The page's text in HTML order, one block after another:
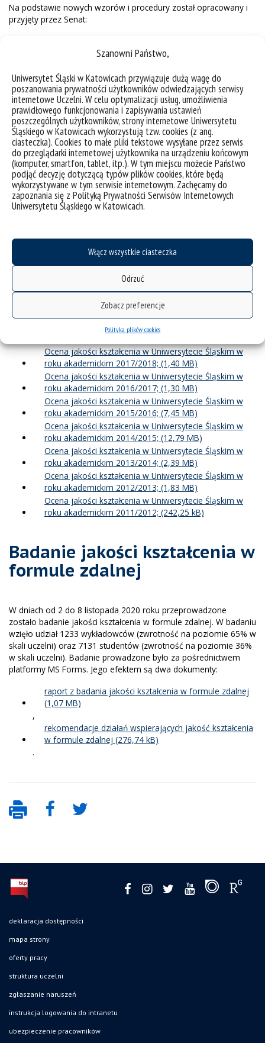
Szanowni Państwo,
Uniwersytet Śląski w Katowicach przywiązuje dużą wagę do
poszanowania prywatności użytkowników odwiedzających serwisy
internetowe Uczelni. W celu optymalizacji usług, umożliwienia
prawidłowego funkcjonowania i zapisywania ustawień
poszczególnych użytkowników, strony internetowe Uniwersytetu
Śląskiego w Katowicach wykorzystują tzw. cookies (z ang.
ciasteczka). Cookies to małe pliki tekstowe wysyłane przez serwis
do przeglądarki internetowej użytkownika na urządzeniu końcowym
(komputer, smartfon, tablet, itp.). W tym miejscu możecie Państwo
podjąć decyzję dotyczącą typów plików cookies, które będą
wykorzystywane w tym serwisie internetowym. Zachęcamy do
zapoznania się z Polityką Prywatności Serwisów Internetowych
Uniwersytetu Śląskiego w Katowicach.
Włącz wszystkie ciasteczka
Odrzuć
Zobacz preferencje
Polityka plików cookies
Na podstawie nowych wzorów i procedury został opracowany i
przyjęty przez Senat:
Uniwersytecie Śląskim w roku akademickim
Raport z oceny jakości kształcenia w
Uniwersytecie Śląskim w roku akademickim
2023/2024
Raport z oceny jakości kształcenia w
Uniwersytecie Śląskim w roku akademickim
2022/2023
Raport z oceny jakości kształcenia w
Uniwersytecie Śląskim w roku akademickim
2021/2022
Raport z oceny jakości kształcenia w
Uniwersytecie Śląskim w roku akademickim
2020/2021
Uniwersytecie Śląskim w roku akademickim
Poniższe dokumenty zostały opracowane przez Uczelniany
Zespół ds. Jakości Kształcenia stosownie do postanowień
3 uchwały nr 126 Senatu Uniwersytetu Śląskiego w Katowicach z
dnia 24 kwietnia 2012 r. w sprawie Systemu Zapewniania Jakości
Kształcenia na Uniwersytecie Śląskim,a na następnie
przedstawione Senatowi Uniwersytetu Śląskiego:
Ocena jakości kształcenia w Uniwersytecie Śląskim w
roku akademickim 2017/2018;
Ocena jakości kształcenia w Uniwersytecie Śląskim w
roku akademickim 2016/2017;
Ocena jakości kształcenia w Uniwersytecie Śląskim w
roku akademickim 2015/2016;
Ocena jakości kształcenia w Uniwersytecie Śląskim w
roku akademickim 2014/2015;
Ocena jakości kształcenia w Uniwersytecie Śląskim w
roku akademickim 2013/2014;
Ocena jakości kształcenia w Uniwersytecie Śląskim w
roku akademickim 2012/2013;
Ocena jakości kształcenia w Uniwersytecie Śląskim w
roku akademickim 2011/2012;
Badanie jakości kształcenia w
formule zdalnej
W dniach od 2 do 8 listopada 2020 roku przeprowadzone
zostało badanie jakości kształcenia w formule zdalnej. W badaniu
wzięło udział 1233 wykładowców (zwrotność na poziomie 65% w
skali uczelni) oraz 7131 studentów (zwrotność na poziomie 36%
w skali uczelni). Badanie prowadzone było za pośrednictwem
platformy MS Forms. Jego efektem są dwa dokumenty:
raport z badania jakości kształcenia w formule zdalnej
,
rekomendacje działań wspierających jakość kształcenia
w formule zdalnej
.
deklaracja dostępności
mapa strony
oferty pracy
struktura uczelni
zgłaszanie naruszeń
instrukcja logowania do intranetu
ubezpieczenie pracowników